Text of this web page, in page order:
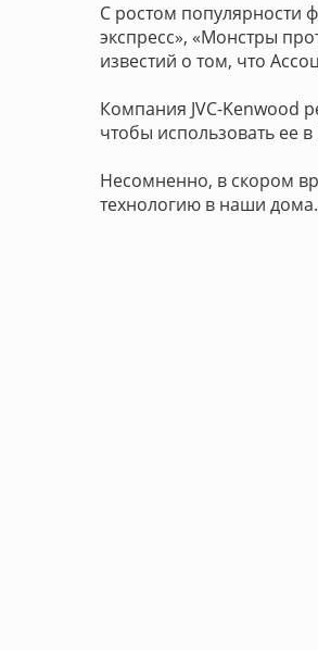
С ростом популярности
экспресс», «Монстры
известий о том, что
Компания JVC-Kenwood
чтобы использовать ее
Несомненно, в скором
технологию в наши дома.